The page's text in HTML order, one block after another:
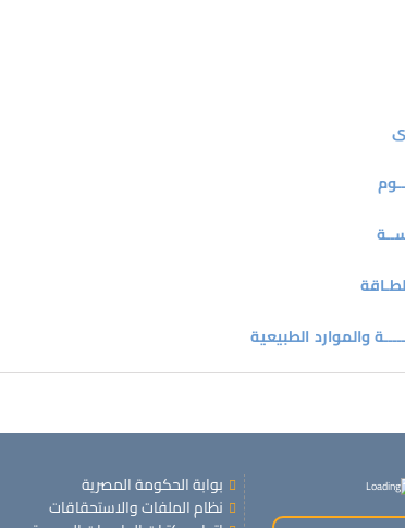
والموارد الطبيعية
بوابة الحكومة المصرية
نظام الملفات والاستحقاقات